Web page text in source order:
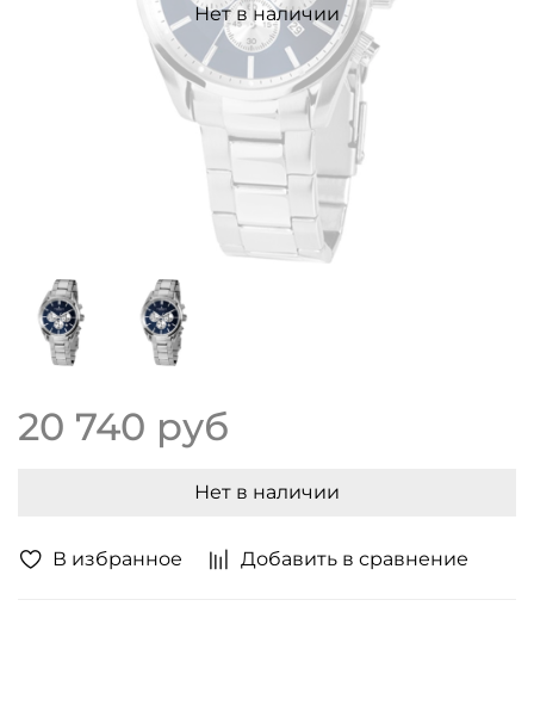
В избранное Добавить в сравнение
Нет в наличии
20 740 руб
Нет в наличии